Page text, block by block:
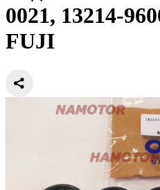
0021, 13214-
FUJI